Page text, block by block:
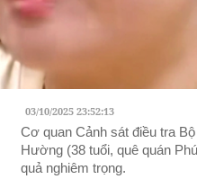
03/10/2025 23:52:13
Cơ quan Cảnh sát điều tra
Hường (38 tuổi, quê quán
quả nghiêm trọng.